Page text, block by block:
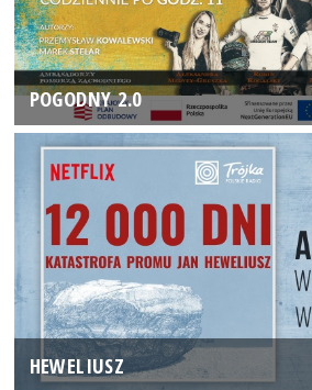
POGODNY 2.0
HEWELIUSZ